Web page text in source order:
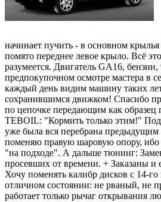
начинает пучить - в основном
помято переднее левое крыло. Всё
разумеется. Двигатель GA16,
предпокупочном осмотре мастера в
каждый день видим машину таких
сохранившимся движком! Спасибо
по цепочке передающим как образец
TEBOIL: "Кормить только этим!"
уже была вся перебрана предыдущим
поменяю правую шаровую опору,
"на подходе". А дальше тюнинг:
просевших от времени. + Заказаны и
Хочу поменять калибр дисков с 14-
отличном состоянии: не рваный, не
работает только рычаг открывания